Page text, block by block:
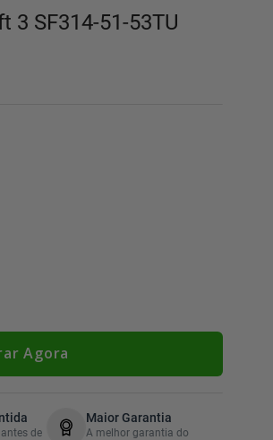
3 SF314-51-53TU
Agora
de
Maior Garantia
A melhor garantia do